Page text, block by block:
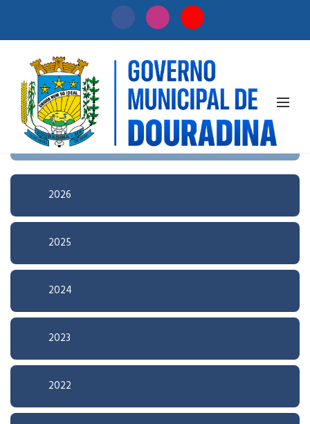
Início / Licitação
Pesquisa Avançada
2026
2025
2024
2023
2022